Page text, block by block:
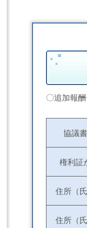
〇追加報
協議
権利証
住所（
住所（